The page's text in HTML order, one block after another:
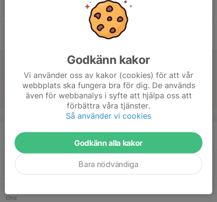
v.34
Mån
Ons
Godkänn kakor
Vi använder oss av kakor (cookies) för att vår
webbplats ska fungera bra för dig. De används
även för webbanalys i syfte att hjälpa oss att
förbättra våra tjänster.
Så använder vi cookies
Godkänn alla kakor
Bara nödvändiga